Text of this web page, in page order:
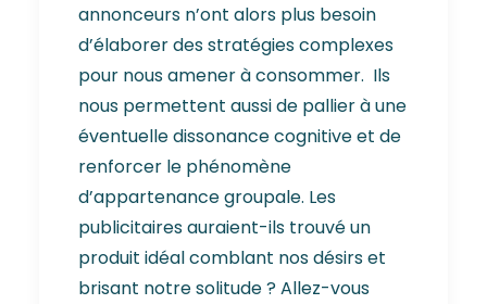
annonceurs n’ont alors plus besoin
d’élaborer des stratégies complexes
pour nous amener à consommer. Ils
nous permettent aussi de pallier à une
éventuelle dissonance cognitive et de
renforcer le phénomène
d’appartenance groupale. Les
publicitaires auraient-ils trouvé un
produit idéal comblant nos désirs et
brisant notre solitude ? Allez-vous